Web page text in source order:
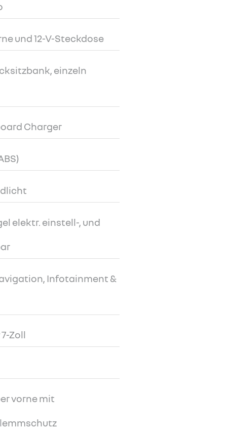
und 12-V-Steckdose
einzeln
Charger
elektr. einstell-, und
Infotainment &
Zoll
vorne mit